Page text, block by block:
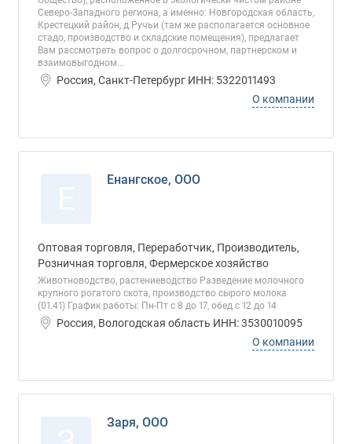
Северо-Западного региона, а именно: Новгородская область,
Крестецкий район, д.Ручьи (там же располагается основное
стадо, производство и складские помещения), предлагает
Вам рассмотреть вопрос о долгосрочном, партнерском и
взаимовыгодном...
Россия, Санкт-Петербург ИНН: 5322011493
О компании
Енангское, ООО
Оптовая торговля, Переработчик, Производитель,
Розничная торговля, Фермерское хозяйство
Животноводство, растениеводство Разведение молочного
крупного рогатого скота, производство сырого молока
(01.41) График работы: Пн-Пт с 8 до 17, обед с 12 до 14
Россия, Вологодская область ИНН: 3530010095
О компании
Заря, ООО